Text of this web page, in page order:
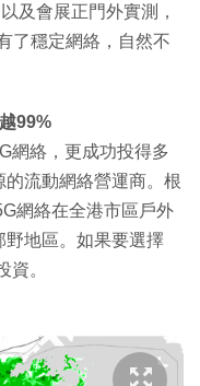
及會展正門外實測，
了穩定網絡，自然不
99%
網絡，更成功投得多
流動網絡營運商。根
網絡在全港市區戶外
野地區。如果要選擇
資。